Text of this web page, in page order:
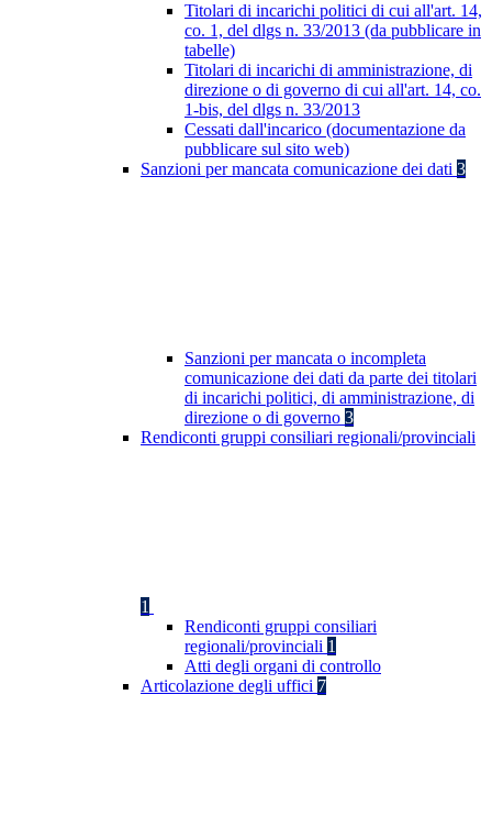
Titolari di incarichi politici di cui all'art. 14,
co. 1, del dlgs n. 33/2013 (da pubblicare in
tabelle)
Titolari di incarichi di amministrazione, di
direzione o di governo di cui all'art. 14, co.
1-bis, del dlgs n. 33/2013
Cessati dall'incarico (documentazione da
pubblicare sul sito web)
Sanzioni per mancata comunicazione dei dati 3
Sanzioni per mancata o incompleta
comunicazione dei dati da parte dei titolari
di incarichi politici, di amministrazione, di
direzione o di governo 3
Rendiconti gruppi consiliari regionali/provinciali
1
Rendiconti gruppi consiliari
regionali/provinciali 1
Atti degli organi di controllo
Articolazione degli uffici 7